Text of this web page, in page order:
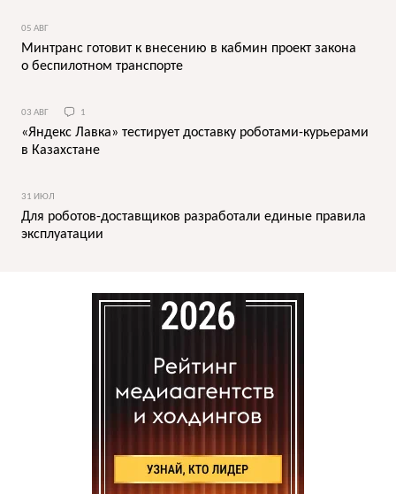
05 АВГ
Минтранс готовит к внесению в кабмин проект закона
о беспилотном транспорте
03 АВГ 1
«Яндекс Лавка» тестирует доставку роботами-курьерами
в Казахстане
31 ИЮЛ
Для роботов-доставщиков разработали единые правила
эксплуатации